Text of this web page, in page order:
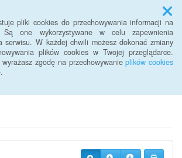
pliki cookies do przechowywania informacji na
Są one wykorzystywane w celu zapewnienia
serwisu. W każdej chwili możesz dokonać zmiany
plików cookies w Twojej przeglądarce.
wyrażasz zgodę na przechowywanieplików cookies
Menu
Gminy
Wielkie od 2022